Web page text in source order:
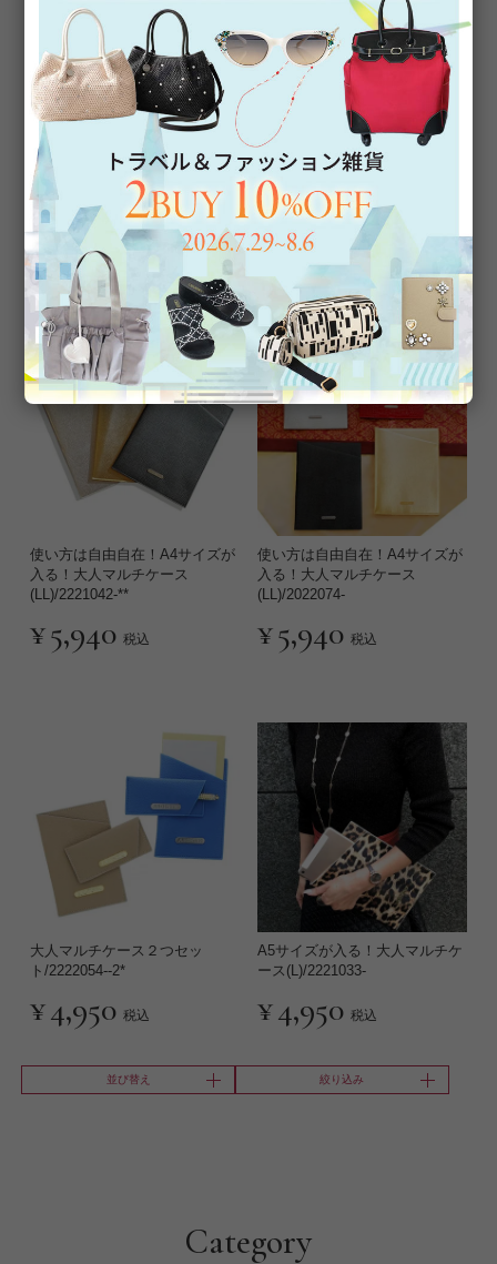
スライド式手帳型スマートフォ
ンケース
¥ 9,900 税込
スマホショルダーになる！大人
マルチケース3点セット(SS・
S・M)/2222067--3***
¥9,900 税込
使い方は自由自在！A4サイズが
入る！大人マルチケース
(LL)/2221042-**
¥5,940 税込
使い方は自由自在！A4サイズが
入る！大人マルチケース
(LL)/2022074-
¥5,940 税込
大人マルチケース２つセッ
ト/2222054--2*
¥4,950 税込
A5サイズが入る！大人マルチケ
ース(L)/2221033-
¥4,950 税込
並び替え 絞り込み
Category